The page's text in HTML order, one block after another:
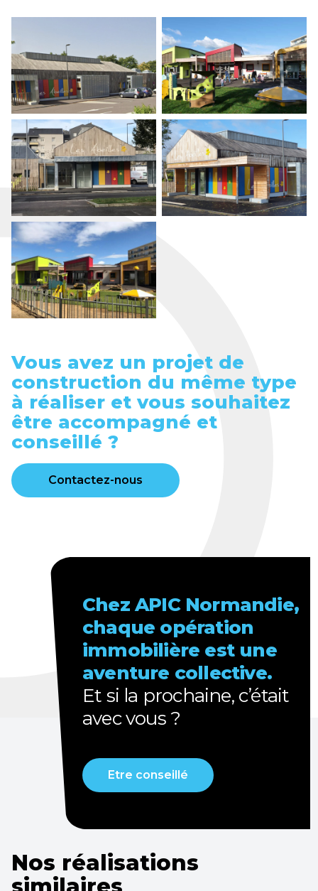
Vous avez un projet de
construction du même type
à réaliser et vous souhaitez
être accompagné et
conseillé ?
Contactez-nous
Chez APIC Normandie,
chaque opération
immobilière est une
aventure collective.
Et si la prochaine, c’était
avec vous ?
Etre conseillé
Nos réalisations